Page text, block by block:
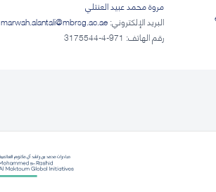
مروة محمد عبيد العنتلي
البريد الإلكتروني:marwah.alantali@mbrsg.ac.ae​
رقم الهاتف: 971-4-3175544